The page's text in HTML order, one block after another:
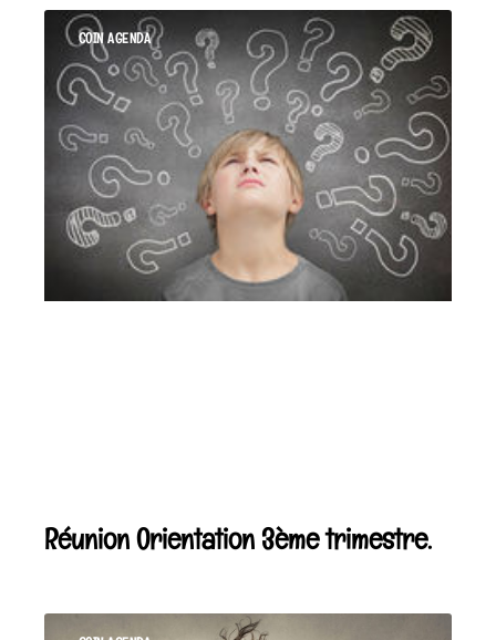
COIN AGENDA
Réunion Orientation 3ème trimestre.